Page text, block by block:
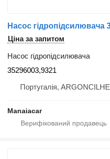
Ціна за запитом
Насос гідропідсилювача
35296003,9321
Португалія, ARGONCILHE
Manaiacar